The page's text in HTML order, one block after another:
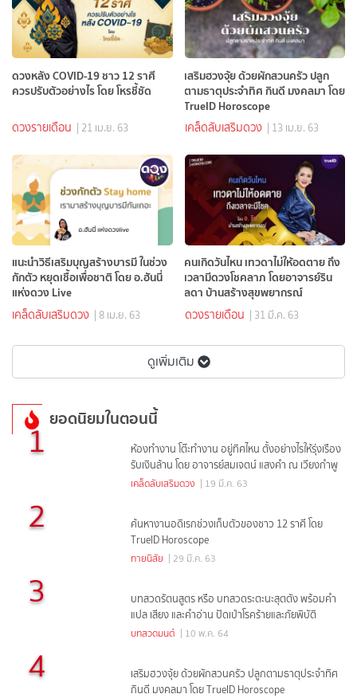
ดวงหลัง COVID-19 ชาว 12 ราศี
ควรปรับตัวอย่างไร โดย โหรชี้ชัด
ดวงรายเดือน | 21 เม.ย. 63
เสริมฮวงจุ้ย ด้วยผักสวนครัว ปลูก
ตามธาตุประจำทิศ กินดี มงคลมา โดย
TrueID Horoscope
เคล็ดลับเสริมดวง | 13 เม.ย. 63
แนะนำวิธีเสริมบุญสร้างบารมี ในช่วง
กักตัว หยุดเชื้อเพื่อชาติ โดย อ.ฮันนี่
แห่งดวง Live
เคล็ดลับเสริมดวง | 8 เม.ย. 63
คนเกิดวันไหน เทวดาไม่ให้อดตาย ถึง
เวลามีดวงโชคลาภ โดยอาจารย์ริน
ลดา บ้านสร้างสุขพยากรณ์
ดวงรายเดือน | 31 มี.ค. 63
ดูเพิ่มเติม
ยอดนิยมในตอนนี้
1
ห้องทำงาน โต๊ะทำงาน อยู่ทิศไหน ตั้งอย่างไรให้รุ่งเรือง
รับเงินล้าน โดย อาจารย์สมเจตน์ แสงคำ ณ เวียงกำพู
เคล็ดลับเสริมดวง | 19 มี.ค. 63
2
ค้นหางานอดิเรกช่วงเก็บตัวของชาว 12 ราศี โดย
TrueID Horoscope
ทายนิสัย | 29 มี.ค. 63
3
บทสวดรัตนสูตร หรือ บทสวดระตะนะสุตตัง พร้อมคำ
แปล เสียง และคำอ่าน ปัดเป่าโรคร้ายและภัยพิบัติ
บทสวดมนต์ | 10 พ.ค. 64
4
เสริมฮวงจุ้ย ด้วยผักสวนครัว ปลูกตามธาตุประจำทิศ
กินดี มงคลมา โดย TrueID Horoscope